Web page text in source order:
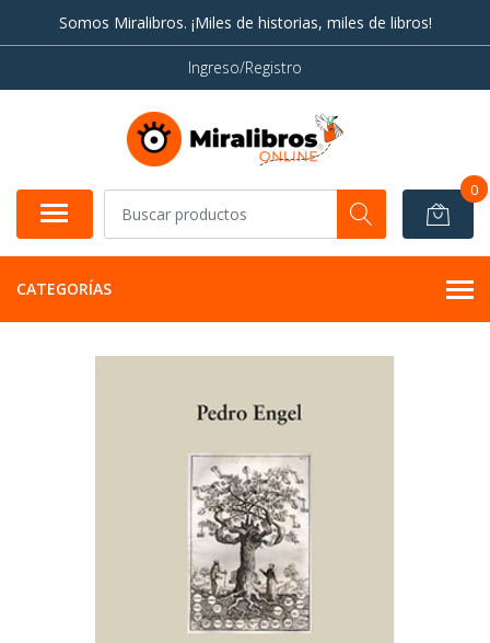
Somos Miralibros. ¡Miles de historias, miles de libros!
Ingreso/Registro
0
CATEGORÍAS